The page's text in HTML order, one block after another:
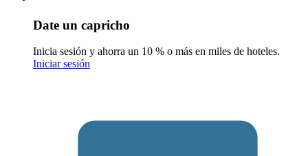
Date un capricho
Inicia sesión y ahorra un 10 % o más en miles de hoteles.
Iniciar sesión